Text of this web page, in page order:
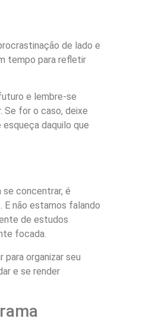
de lado e
tempo para refletir
e lembre-se
Se for o caso, deixe
daquilo que
se concentrar, é
não estamos falando
de estudos
focada.
para organizar seu
e se render